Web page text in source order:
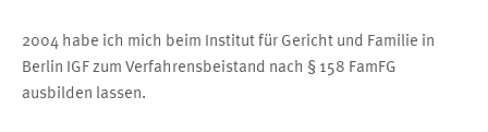
2004 habe ich mich beim Institut für Gericht und Familie in
Berlin IGF zum Verfahrensbeistand nach § 158 FamFG
ausbilden lassen.